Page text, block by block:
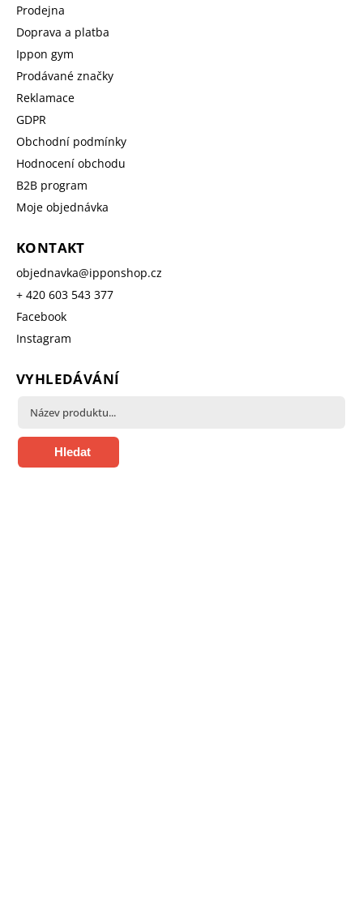
Prodejna
Doprava a platba
Ippon gym
Prodávané značky
Reklamace
GDPR
Obchodní podmínky
Hodnocení obchodu
B2B program
Moje objednávka
KONTAKT
objednavka@ipponshop.cz
+ 420 603 543 377
Facebook
Instagram
VYHLEDÁVÁNÍ
Hledat